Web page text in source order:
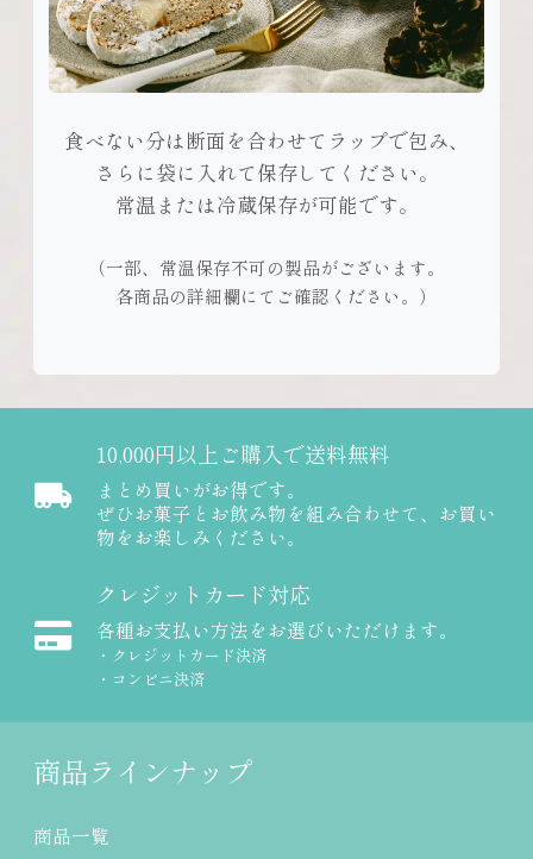
食べない分は断面を合わせてラップで包み、
さらに袋に入れて保存してください。
常温または冷蔵保存が可能です。
（一部、常温保存不可の製品がございます。
各商品の詳細欄にてご確認ください。）
10,000円以上ご購入で送料無料
まとめ買いがお得です。
ぜひお菓子とお飲み物を組み合わせて、お買い
物をお楽しみください。
クレジットカード対応
各種お支払い方法をお選びいただけます。
・クレジットカード決済
・コンビニ決済
商品ラインナップ
商品一覧